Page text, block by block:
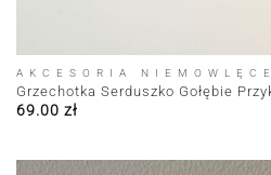
AKCESORIA NIEMOWLĘCE
Grzechotka Serduszko Gołębie
69.00 zł